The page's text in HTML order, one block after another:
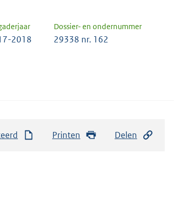
Dossier- en ondernummer
2018 29338 nr. 162
Printen Delen